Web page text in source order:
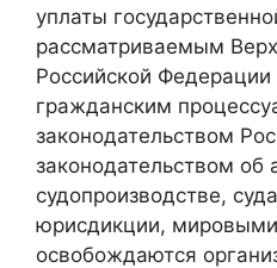
уплаты
рассматриваемым
Российской Федерации
гражданским
законодательством
законодательством об
судопроизводстве,
юрисдикции,
освобождаются